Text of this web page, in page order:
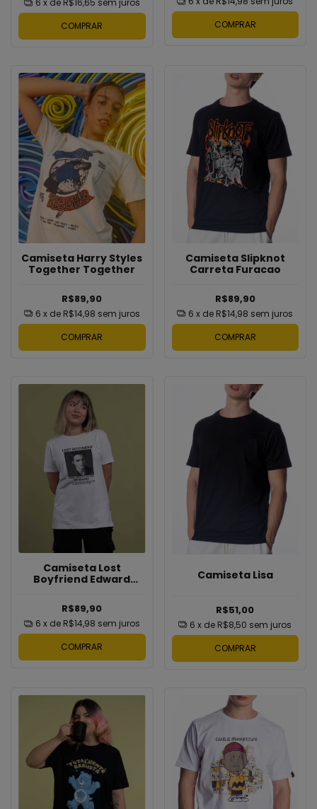
6 x de R$16,65 sem juros
COMPRAR
COMPRAR
Camiseta Harry Styles
Together Together
R$89,90
6 x de R$14,98 sem juros
COMPRAR
Camiseta Slipknot
Carreta Furacao
R$89,90
6 x de R$14,98 sem juros
COMPRAR
Camiseta Lost
Boyfriend Edward
R$89,90
6 x de R$14,98 sem juros
COMPRAR
Camiseta Lisa
R$51,00
6 x de R$8,50 sem juros
COMPRAR